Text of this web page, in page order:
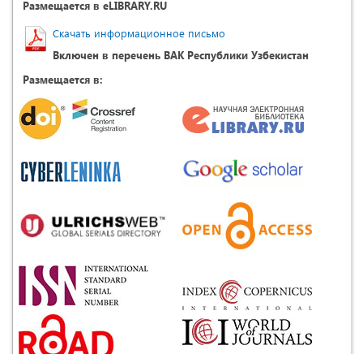
Размещается в eLIBRARY.RU
Скачать информационное письмо
Включен в перечень ВАК Республики Узбекистан
Размещается в: